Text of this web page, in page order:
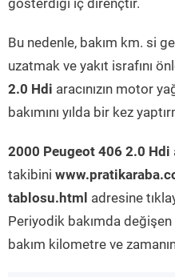
gösterdiği iç dirençtir.
Bu nedenle, bakım km. si
uzatmak ve yakıt israfını
2.0 Hdi aracınızın motor
bakımını yılda bir kez
2000 Peugeot 406 2.0 Hdi
takibini
tablosu.html adresine
Periyodik bakımda
bakım kilometre ve